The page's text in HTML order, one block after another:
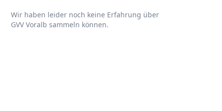
Wir haben leider noch keine Erfahrung über
GVV Voralb sammeln können.